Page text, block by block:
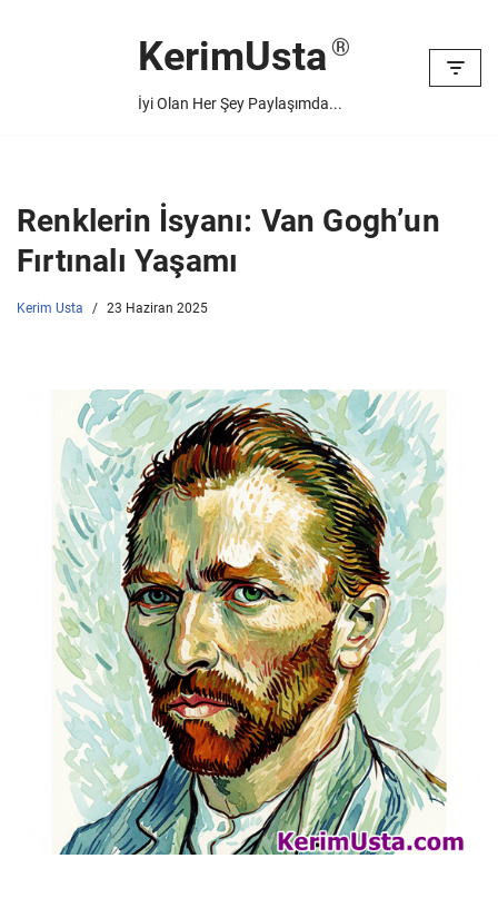
KerimUsta
İyi Olan Her Şey Paylaşımda...
Renklerin İsyanı: Van Gogh’un
Fırtınalı Yaşamı
Kerim Usta 23 Haziran 2025